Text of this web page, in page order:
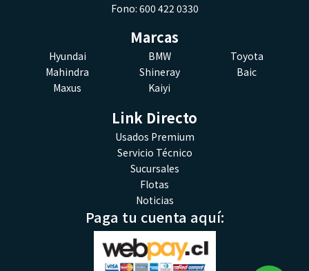
Fono: 600 422 0330
Marcas
Hyundai BMW
Toyota
Mahindra
Shineray
Baic
Maxus
Kaiyi
Link Directo
Usados Premium
Servicio Técnico
Sucursales
Flotas
Noticias
Paga tu cuenta aquí: